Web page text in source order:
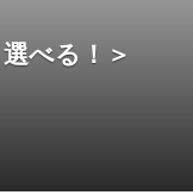
べる！＞